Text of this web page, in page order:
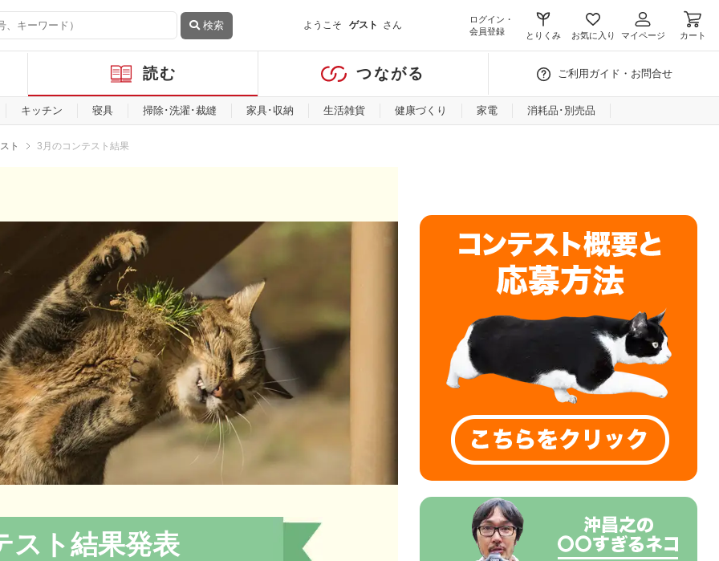
検索 ようこそ ゲスト さん
ログイン・
会員登録
とりくみ お気に入り マイページ カート
読む つながる ご利用ガイド・お問合せ
キッチン 寝具 掃除･洗濯･裁縫 家具･収納 生活雑貨 健康づくり 家電 消耗品･別売品
ト 3月のコンテスト結果
スト結果発表